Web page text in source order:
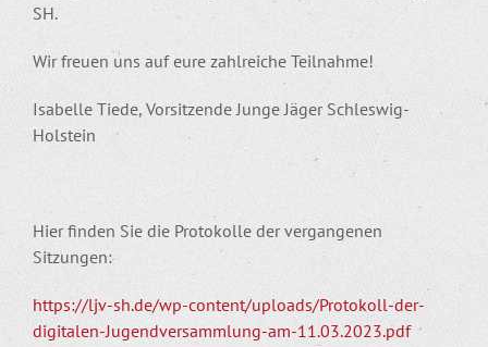
SH.
Wir freuen uns auf eure zahlreiche Teilnahme!
Isabelle Tiede, Vorsitzende Junge Jäger Schleswig-
Holstein
Hier finden Sie die Protokolle der vergangenen
Sitzungen:
https://ljv-sh.de/wp-content/uploads/Protokoll-der-
digitalen-Jugendversammlung-am-11.03.2023.pdf